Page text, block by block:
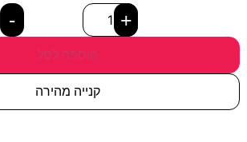
- +
הוספה לסל
קנייה מהירה